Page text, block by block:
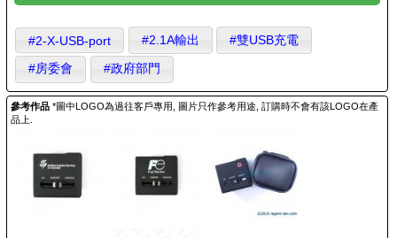
#2-X-USB-port #2.1A輸出 #雙USB充電
#房委會 #政府部門
參考作品 *圖中LOGO為過往客戶專用, 圖片只作參考用途, 訂購時不會有該LOGO在產
品上.